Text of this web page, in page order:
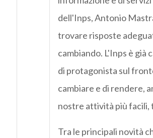
dell'Inps, Antonio
trovare risposte
cambiando. L'Inps è già
di protagonista sul
cambiare e di rendere,
nostre attività più
Tra le principali novità